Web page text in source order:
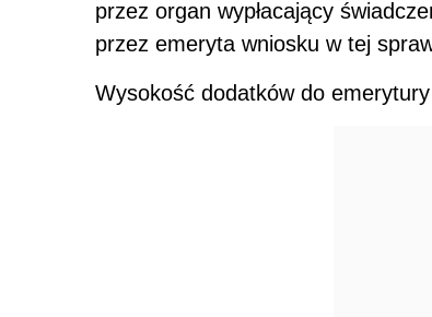
przez organ wypłacający
przez emeryta wniosku w tej
Wysokość dodatków do